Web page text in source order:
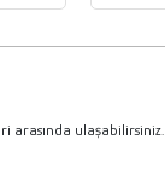
arasında ulaşabilirsiniz.